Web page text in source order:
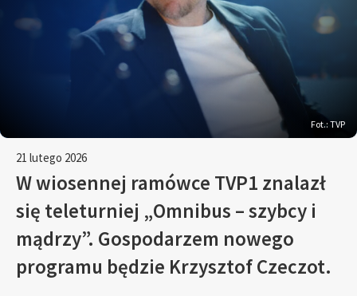
Fot.: TVP
21 lutego 2026
W wiosennej ramówce TVP1 znalazł
się teleturniej „Omnibus – szybcy i
mądrzy”. Gospodarzem nowego
programu będzie Krzysztof Czeczot.